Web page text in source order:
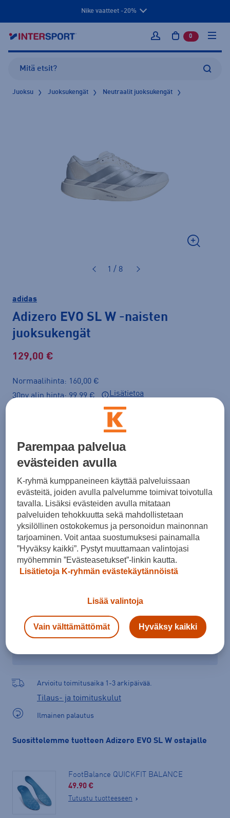
Nike vaatteet -20%
Kirjaudu sisään
0 tuotetta
Juoksu Juoksukengät Neutraalit juoksukengät
1 / 8
adidas
Adizero EVO SL W -naisten
juoksukengät
129,00 €
Normaalihinta: 160,00 €
30pv alin hinta: 99,99 €
Lisätietoa
36 ⅔ 37 ⅓ 38 ⅔ 40 ⅔
Lisää ostoskoriin
Tarkista saatavuus ja tilaa myymälästä
Verkkokauppa: Myymälät:
Arvioitu toimitusaika 1-3 arkipäivää.
Tilaus- ja toimituskulut
Ilmainen palautus
Suosittelemme tuotteen Adizero EVO SL W ostajalle
FootBalance QUICKFIT BALANCE
49.90 €
Tutustu tuotteeseen
Parempaa palvelua
evästeiden avulla
K-ryhmä kumppaneineen käyttää palveluissaan
evästeitä, joiden avulla palvelumme toimivat toivotulla
tavalla. Lisäksi evästeiden avulla mitataan
palveluiden tehokkuutta sekä mahdollistetaan
yksilöllinen ostokokemus ja personoidun mainonnan
tarjoaminen. Voit antaa suostumuksesi painamalla
”Hyväksy kaikki”. Pystyt muuttamaan valintojasi
myöhemmin ”Evästeasetukset”-linkin kautta.
Lisätietoja K-ryhmän evästekäytännöistä
Lisää valintoja
Vain välttämättömät Hyväksy kaikki